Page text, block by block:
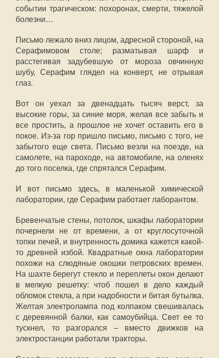
событии трагическом: похоронах, смерти, тяжелой
болезни…
Письмо лежало вниз лицом, адресной стороной, на
Серафимовом столе; разматывая шарф и
расстегивая задубевшую от мороза овчинную
шубу, Серафим глядел на конверт, не отрывая
глаз.
Вот он уехал за двенадцать тысяч верст, за
высокие горы, за синие моря, желая все забыть и
все простить, а прошлое не хочет оставить его в
покое. Из-за гор пришло письмо, письмо с того, не
забытого еще света. Письмо везли на поезде, на
самолете, на пароходе, на автомобиле, на оленях
до того поселка, где спрятался Серафим.
И вот письмо здесь, в маленькой химической
лаборатории, где Серафим работает лаборантом.
Бревенчатые стены, потолок, шкафы лаборатории
почернели не от времени, а от круглосуточной
топки печей, и внутренность домика кажется какой-
то древней избой. Квадратные окна лаборатории
похожи на слюдяные окошки петровских времен.
На шахте берегут стекло и переплеты окон делают
в мелкую решетку: чтоб пошел в дело каждый
обломок стекла, а при надобности и битая бутылка.
Желтая электролампа под колпаком свешивалась
с деревянной балки, как самоубийца. Свет ее то
тускнел, то разгорался – вместо движков на
электростанции работали тракторы.